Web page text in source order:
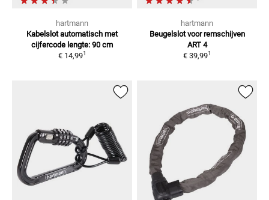
hartmann
Kabelslot automatisch met
cijfercode lengte: 90 cm
€ 14,991
hartmann
Beugelslot voor remschijven
ART 4
€ 39,991